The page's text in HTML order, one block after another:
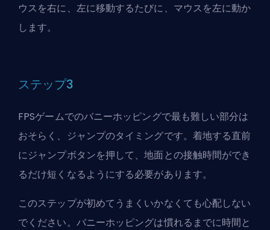
ウスを右に、左に移動するたびに、マウスを左に動か
します。
ステップ3
FPSゲームでのバニーホッピングで最も難しい部分は
おそらく、ジャンプのタイミングです。着地する直前
にジャンプボタンを押して、地面との接触時間ができ
るだけ短くなるようにする必要があります。
このステップが初めてうまくいかなくても心配しない
でください。バニーホッピングは慣れるまでに時間と